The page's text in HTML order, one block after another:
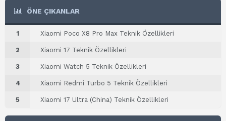
ÖNE ÇIKANLAR
1 Xiaomi Poco X8 Pro Max Teknik Özellikleri
2 Xiaomi 17 Teknik Özellikleri
3 Xiaomi Watch 5 Teknik Özellikleri
4 Xiaomi Redmi Turbo 5 Teknik Özellikleri
5 Xiaomi 17 Ultra (China) Teknik Özellikleri